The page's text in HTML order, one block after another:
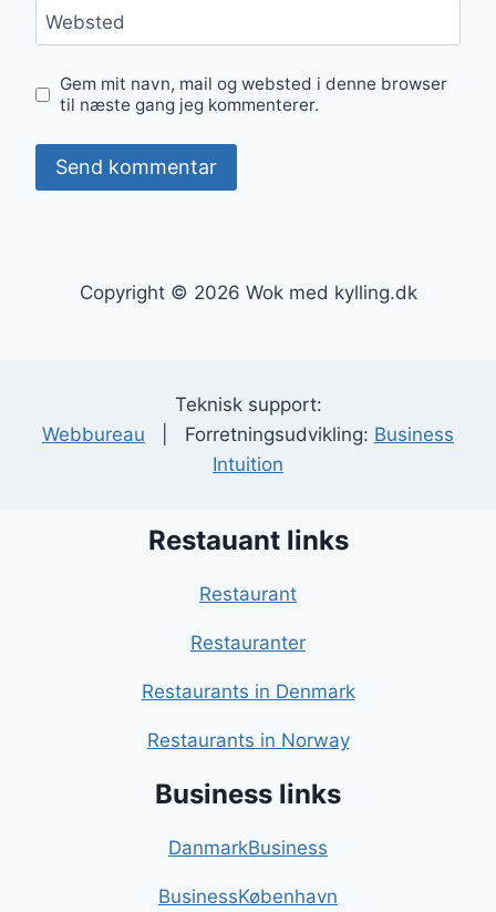
Websted
Gem mit navn, mail og websted i denne browser
til næste gang jeg kommenterer.
Copyright © 2026 Wok med kylling.dk
Teknisk support:
Webbureau | Forretningsudvikling: Business
Intuition
Restauant links
Restaurant
Restauranter
Restaurants in Denmark
Restaurants in Norway
Business links
DanmarkBusiness
BusinessKøbenhavn